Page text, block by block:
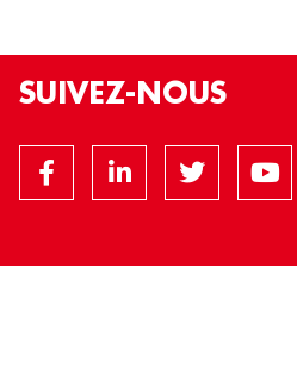
SUIVEZ-NOUS